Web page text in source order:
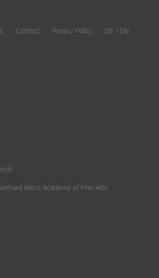
Contact Privacy Policy DE EN
Merz, Academy of Fine Arts